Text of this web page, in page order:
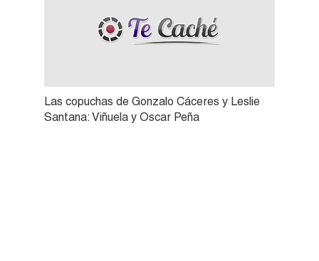
Las copuchas de Gonzalo Cáceres y Leslie
Santana: Viñuela y Oscar Peña